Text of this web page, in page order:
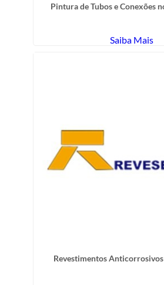
Pintura de Tubos e Conexões
Saiba Mais
Revestimentos